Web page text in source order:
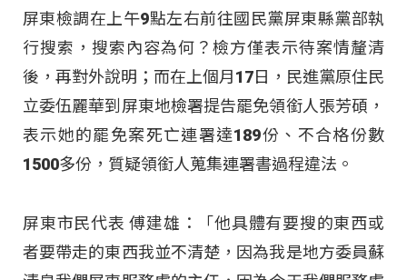
屏東檢調在上午9點左右前往國民黨屏東縣黨部執
行搜索，搜索內容為何？檢方僅表示待案情釐清
後，再對外說明；而在上個月17日，民進黨原住民
立委伍麗華到屏東地檢署提告罷免領銜人張芳碩，
表示她的罷免案死亡連署達189份、不合格份數
1500多份，質疑領銜人蒐集連署書過程違法。
屏東市民代表 傅建雄：「他具體有要搜的東西或
者要帶走的東西我並不清楚，因為我是地方委員蘇